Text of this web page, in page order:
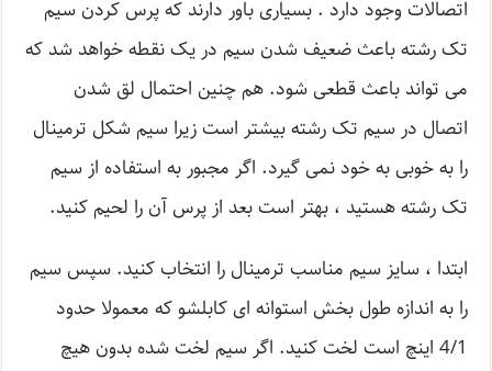
اتصالات وجود دارد . بسیاری باور دارند که پرس کردن سیم
تک رشته باعث ضعیف شدن سیم در یک نقطه خواهد شد که
می تواند باعث قطعی شود. هم چنین احتمال لق شدن
اتصال در سیم تک رشته بیشتر است زیرا سیم شکل ترمینال
را به خوبی به خود نمی گیرد. اگر مجبور به استفاده از سیم
تک رشته هستید ، بهتر است بعد از پرس آن را لحیم کنید.
ابتدا ، سایز سیم مناسب ترمینال را انتخاب کنید. سپس سیم
را به اندازه طول بخش استوانه ای کابلشو که معمولا حدود
4/1 اینچ است لخت کنید. اگر سیم لخت شده بدون هیچ